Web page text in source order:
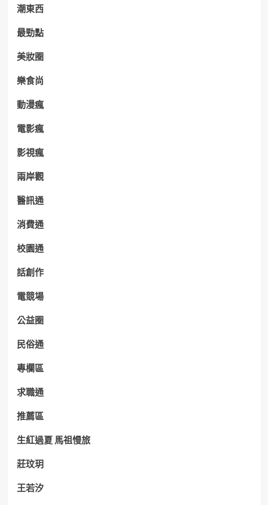
潮東西
最勁點
美妝圈
樂食尚
動漫瘋
電影瘋
影視瘋
兩岸觀
醫訊通
消費通
校園通
話創作
電競場
公益圈
民俗通
專欄區
求職通
推薦區
生紅過夏 馬祖慢旅
莊玟玥
王若汐